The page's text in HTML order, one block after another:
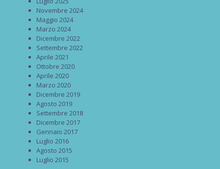
Novembre 2024
Maggio 2024
Marzo 2024
Dicembre 2022
Settembre 2022
Aprile 2021
Ottobre 2020
Aprile 2020
Marzo 2020
Dicembre 2019
Agosto 2019
Settembre 2018
Dicembre 2017
Gennaio 2017
Luglio 2016
Agosto 2015
Luglio 2015